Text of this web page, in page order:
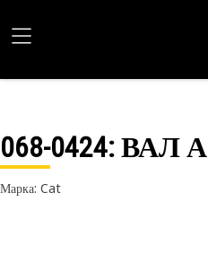
068-0424: ВАЛ А
Марка: Cat